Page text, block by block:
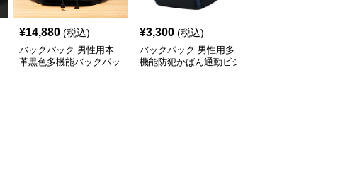
¥14,880 (税込)
バックパック 男性用本
革黒色多機能バックパッ
¥3,300 (税込)
バックパック 男性用多
機能防犯かばん通勤ビジ